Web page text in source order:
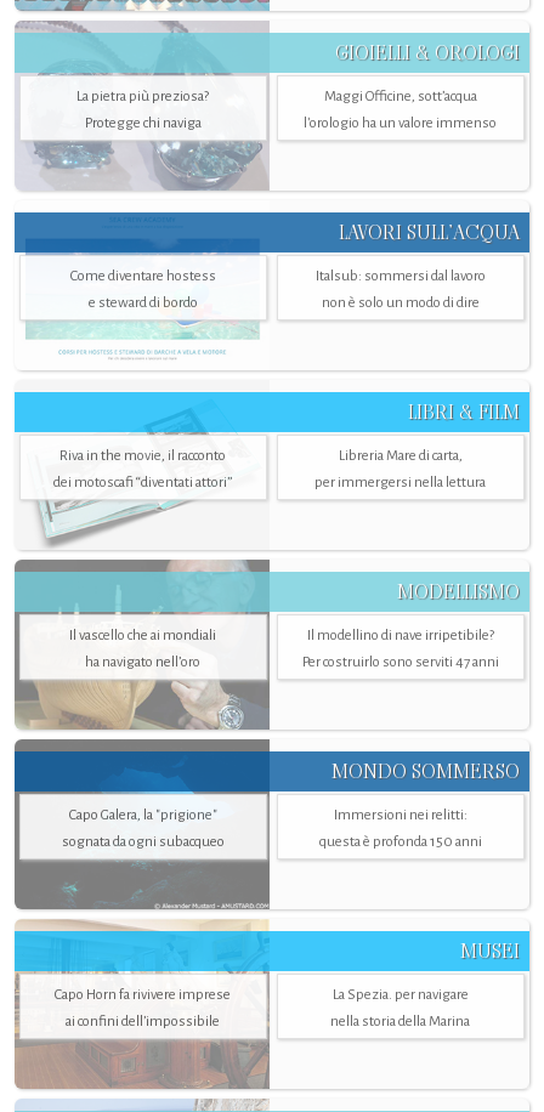
GIOIELLI & OROLOGI
La pietra più preziosa?
Protegge chi naviga
Maggi Officine, sott’acqua
l'orologio ha un valore immenso
LAVORI SULL’ACQUA
Come diventare hostess
e steward di bordo
Italsub: sommersi dal lavoro
non è solo un modo di dire
LIBRI & FILM
Riva in the movie, il racconto
dei motoscafi “diventati attori”
Libreria Mare di carta,
per immergersi nella lettura
MODELLISMO
Il vascello che ai mondiali
ha navigato nell’oro
Il modellino di nave irripetibile?
Per costruirlo sono serviti 47 anni
MONDO SOMMERSO
Capo Galera, la "prigione"
sognata da ogni subacqueo
Immersioni nei relitti:
questa è profonda 150 anni
MUSEI
Capo Horn fa rivivere imprese
ai confini dell’impossibile
La Spezia. per navigare
nella storia della Marina